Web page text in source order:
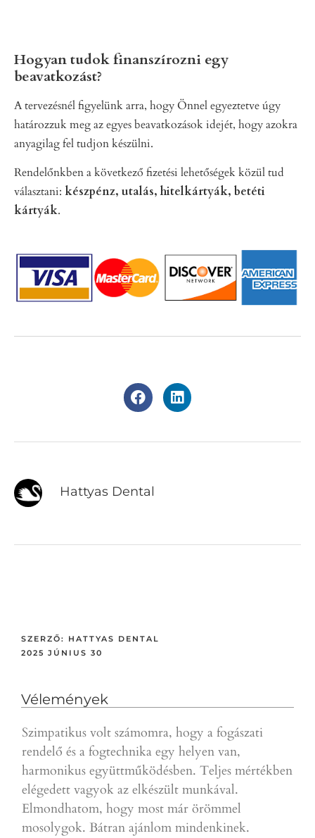
Hogyan tudok finanszírozni egy
beavatkozást?
A tervezésnél figyelünk arra, hogy Önnel egyeztetve úgy
határozzuk meg az egyes beavatkozások idejét, hogy azokra
anyagilag fel tudjon készülni.
Rendelőnkben a következő fizetési lehetőségek közül tud
választani: készpénz, utalás, hitelkártyák, betéti
kártyák.
Hattyas Dental
SZERZŐ: HATTYAS DENTAL
2025 JÚNIUS 30
Vélemények
Szimpatikus volt számomra, hogy a fogászati
rendelő és a fogtechnika egy helyen van,
harmonikus együttműködésben. Teljes mértékben
elégedett vagyok az elkészült munkával.
Elmondhatom, hogy most már örömmel
mosolygok. Bátran ajánlom mindenkinek.